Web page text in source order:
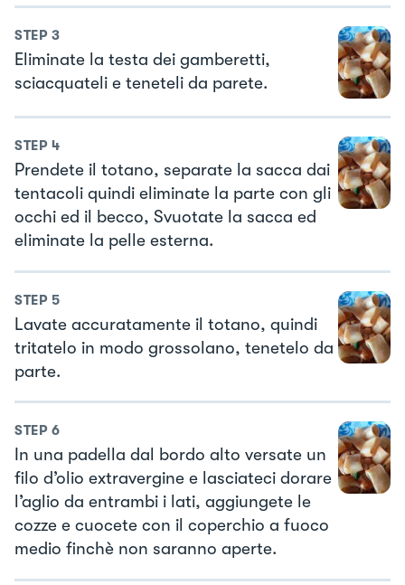
STEP 3
Eliminate la testa dei gamberetti,
sciacquateli e teneteli da parete.
STEP 4
Prendete il totano, separate la sacca dai
tentacoli quindi eliminate la parte con gli
occhi ed il becco, Svuotate la sacca ed
eliminate la pelle esterna.
STEP 5
Lavate accuratamente il totano, quindi
tritatelo in modo grossolano, tenetelo da
parte.
STEP 6
In una padella dal bordo alto versate un
filo d’olio extravergine e lasciateci dorare
l’aglio da entrambi i lati, aggiungete le
cozze e cuocete con il coperchio a fuoco
medio finchè non saranno aperte.